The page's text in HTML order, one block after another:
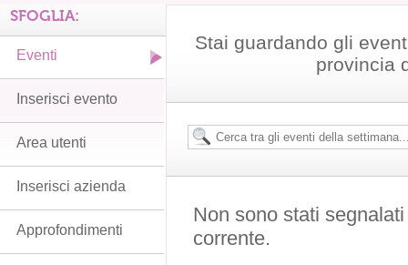
Stai guardando gli
provincia
Non sono stati
corrente.
SFOGLIA:
Eventi
Inserisci evento
Area utenti
Inserisci azienda
Approfondimenti